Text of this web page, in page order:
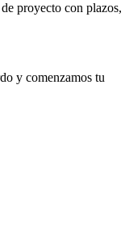
proyecto con plazos,
y comenzamos tu